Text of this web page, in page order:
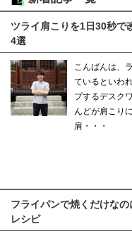
ツライ肩こりを1日30秒で
4選
こんばんは、
ているといわ
プするデスク
んどが肩こり
肩・・・
フライパンで焼くだけな
レシピ